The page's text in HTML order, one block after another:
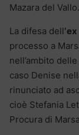
Mazara del Vallo.
La difesa dell
processo a
nell’ambito
caso Denise
rinunciato ad
cioè Stefania
Procura di